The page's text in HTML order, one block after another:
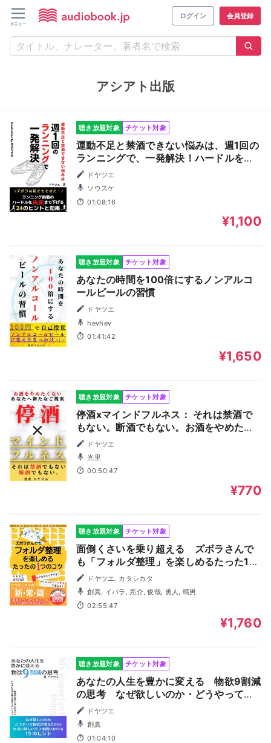
ログイン 会員登録
アシアト出版
聴き放題対象 チケット対象
運動不足と禁酒できない悩みは、週1回の
ランニングで、一発解決！ハードルを極
限まで下げる24のヒントと効果。ランニ
ングする前に読んで欲しい本
ドヤツエ
ソウスケ
01:08:16
¥1,100
聴き放題対象 チケット対象
あなたの時間を100倍にするノンアルコ
ールビールの習慣
ドヤツエ
heyhey
01:41:42
¥1,650
聴き放題対象 チケット対象
停酒xマインドフルネス： それは禁酒で
もない。断酒でもない。お酒をやめたく
ないあなたへ新たなご提案。
ドヤツエ
光里
00:50:47
¥770
聴き放題対象 チケット対象
面倒くさいを乗り超える ズボラさんで
も「フォルダ整理」を楽しめるたった1つ
のコツ: 時短・タイパ急上昇！ストレスフ
リー！誰でも今すぐできる！パソコンの
データ管理をフォルダで変える！サラリ
ーマンの新・常・識。実録・意識調査・
ドヤツエ, カタシカタ
創真, イバラ, 亮介, 俊哉, 勇人, 晴男
02:55:47
¥1,760
聴き放題対象 チケット対象
あなたの人生を豊かに変える 物欲9割減
の思考 なぜ欲しいのか・どうやって物
欲が消えたのか・本当に欲しいモノを問
いかける15のヒント 新しいミニマリスト
のカタチ
ドヤツエ
創真
01:04:10